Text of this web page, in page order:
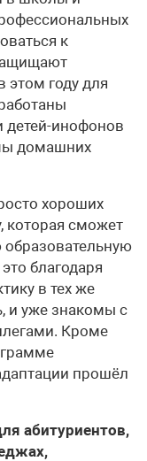
к
этом году для
инофонов
домашних
хороших
которая сможет
образовательную
благодаря
в тех же
и уже знакомы с
Кроме
прошёл
абитуриентов,